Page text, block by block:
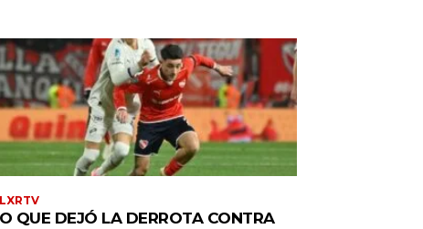
QUE DEJÓ LA DERROTA CONTRA